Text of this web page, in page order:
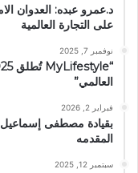
د.عمرو عبده: العدوان
على التجارة العالمية
نوفمبر 7, 2025
العالمي”
فبراير 2, 2026
بقيادة مصطفى إسماعيل
المقدمه
سبتمبر 12, 2025